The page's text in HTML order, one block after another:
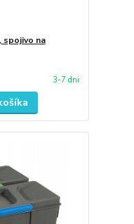
spojivo na
3-7 dni